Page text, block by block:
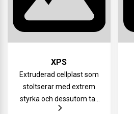
XPS
Extruderad cellplast som
stoltserar med extrem
styrka och dessutom tar
upp mindre fukt än EPS.